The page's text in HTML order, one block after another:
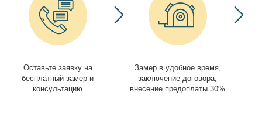
Оставьте заявку на
бесплатный замер и
консультацию
Замер в удобное время,
заключение договора,
внесение предоплаты 30%